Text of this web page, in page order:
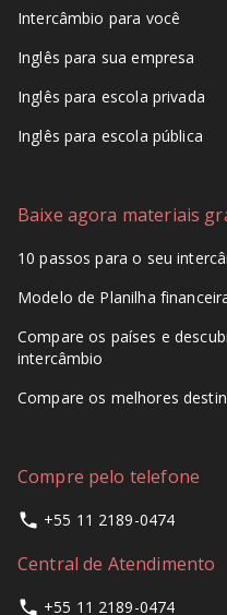
Intercâmbio para você
Inglês para sua empresa
Inglês para escola privada
Inglês para escola pública
Baixe agora materiais
10 passos para o seu
Modelo de Planilha
Compare os países e
intercâmbio
Compare os melhores
Compre pelo telefone
+55 11 2189-0474
Central de Atendimento
+55 11 2189-0474